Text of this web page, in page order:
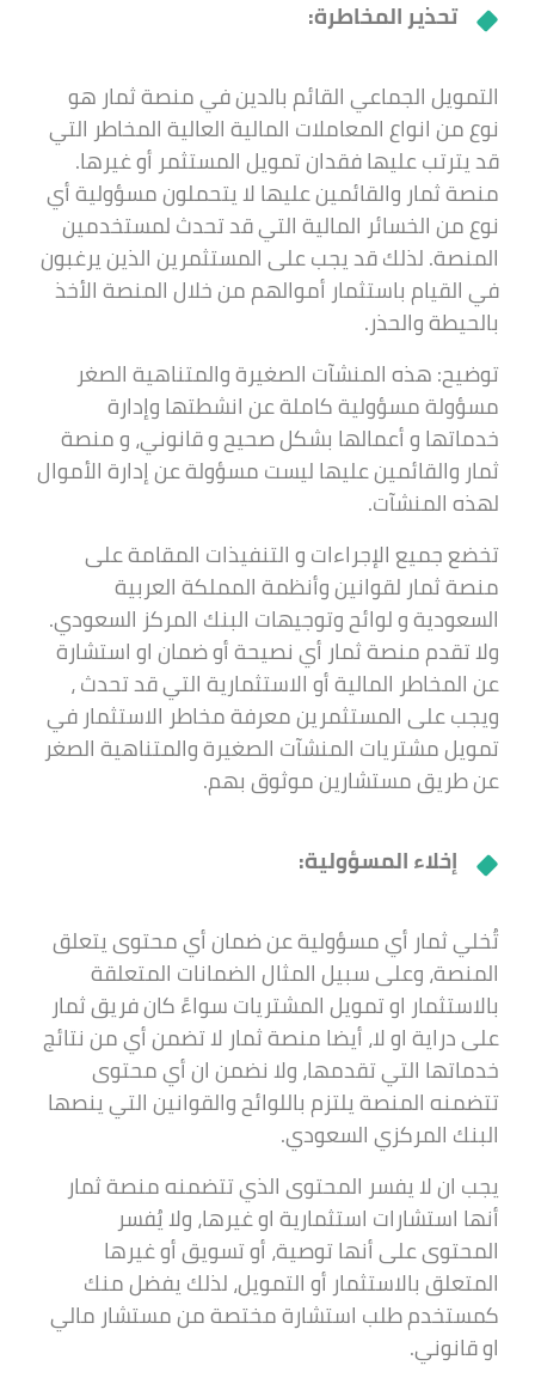
تحذير المخاطرة:
التمويل الجماعي القائم بالدين في منصة ثمار هو
نوع من انواع المعاملات المالية العالية المخاطر التي
قد يترتب عليها فقدان تمويل المستثمر أو غيرها.
منصة ثمار والقائمين عليها لا يتحملون مسؤولية أي
نوع من الخسائر المالية التي قد تحدث لمستخدمين
المنصة. لذلك قد يجب على المستثمرين الذين يرغبون
في القيام باستثمار أموالهم من خلال المنصة الأخذ
بالحيطة والحذر.
توضيح: هذه المنشآت الصغيرة والمتناهية الصغر
مسؤولة مسؤولية كاملة عن انشطتها وإدارة
خدماتها و أعمالها بشكل صحيح و قانوني، و منصة
ثمار والقائمين عليها ليست مسؤولة عن إدارة الأموال
لهذه المنشآت.
تخضع جميع الإجراءات و التنفيذات المقامة على
منصة ثمار لقوانين وأنظمة المملكة العربية
السعودية و لوائح وتوجيهات البنك المركز السعودي.
ولا تقدم منصة ثمار أي نصيحة أو ضمان او استشارة
عن المخاطر المالية أو الاستثمارية التي قد تحدث ،
ويجب على المستثمرين معرفة مخاطر الاستثمار في
تمويل مشتريات المنشآت الصغيرة والمتناهية الصغر
عن طريق مستشارين موثوق بهم.
إخلاء المسؤولية:
تُخلي ثمار أي مسؤولية عن ضمان أي محتوى يتعلق
المنصة، وعلى سبيل المثال الضمانات المتعلقة
بالاستثمار او تمويل المشتريات سواءً كان فريق ثمار
على دراية او لا، أيضا منصة ثمار لا تضمن أي من نتائج
خدماتها التي تقدمها، ولا نضمن ان أي محتوى
تتضمنه المنصة يلتزم باللوائح والقوانين التي ينصها
البنك المركزي السعودي.
يجب ان لا يفسر المحتوى الذي تتضمنه منصة ثمار
أنها استشارات استثمارية او غيرها، ولا يُفسر
المحتوى على أنها توصية، أو تسويق أو غيرها
المتعلق بالاستثمار أو التمويل، لذلك يفضل منك
كمستخدم طلب استشارة مختصة من مستشار مالي
او قانوني.